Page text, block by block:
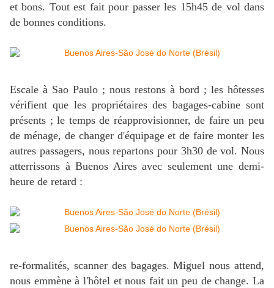
et bons. Tout est fait pour passer les 15h45 de vol dans
de bonnes conditions.
Escale à Sao Paulo ; nous restons à bord ; les hôtesses
vérifient que les propriétaires des bagages-cabine sont
présents ; le temps de réapprovisionner, de faire un peu
de ménage, de changer d'équipage et de faire monter les
autres passagers, nous repartons pour 3h30 de vol. Nous
atterrissons à Buenos Aires avec seulement une demi-
heure de retard :
re-formalités, scanner des bagages. Miguel nous attend,
nous emmène à l'hôtel et nous fait un peu de change. La